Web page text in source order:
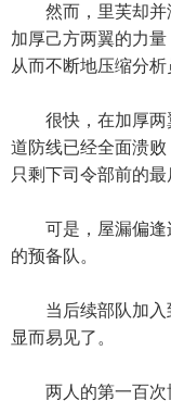
然而，里芙却并
加厚己方两翼的力量
从而不断地压缩分析
很快，在加厚两
道防线已经全面溃败
只剩下司令部前的最
可是，屋漏偏逢
的预备队。
当后续部队加入
显而易见了。
两人的第一百次博